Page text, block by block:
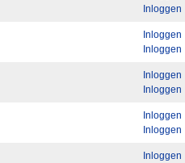
Inloggen
Inloggen
Inloggen
Inloggen
Inloggen
Inloggen
Inloggen
Inloggen